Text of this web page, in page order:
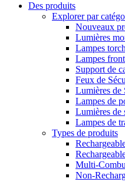
Des produits
Explorer par
Nouveaux
Lumières
Lampes
Lampes
Support de
Feux de
Lumières de
Lampes de
Lumières de
Lampes de
Types de produits
Multi-
Non-